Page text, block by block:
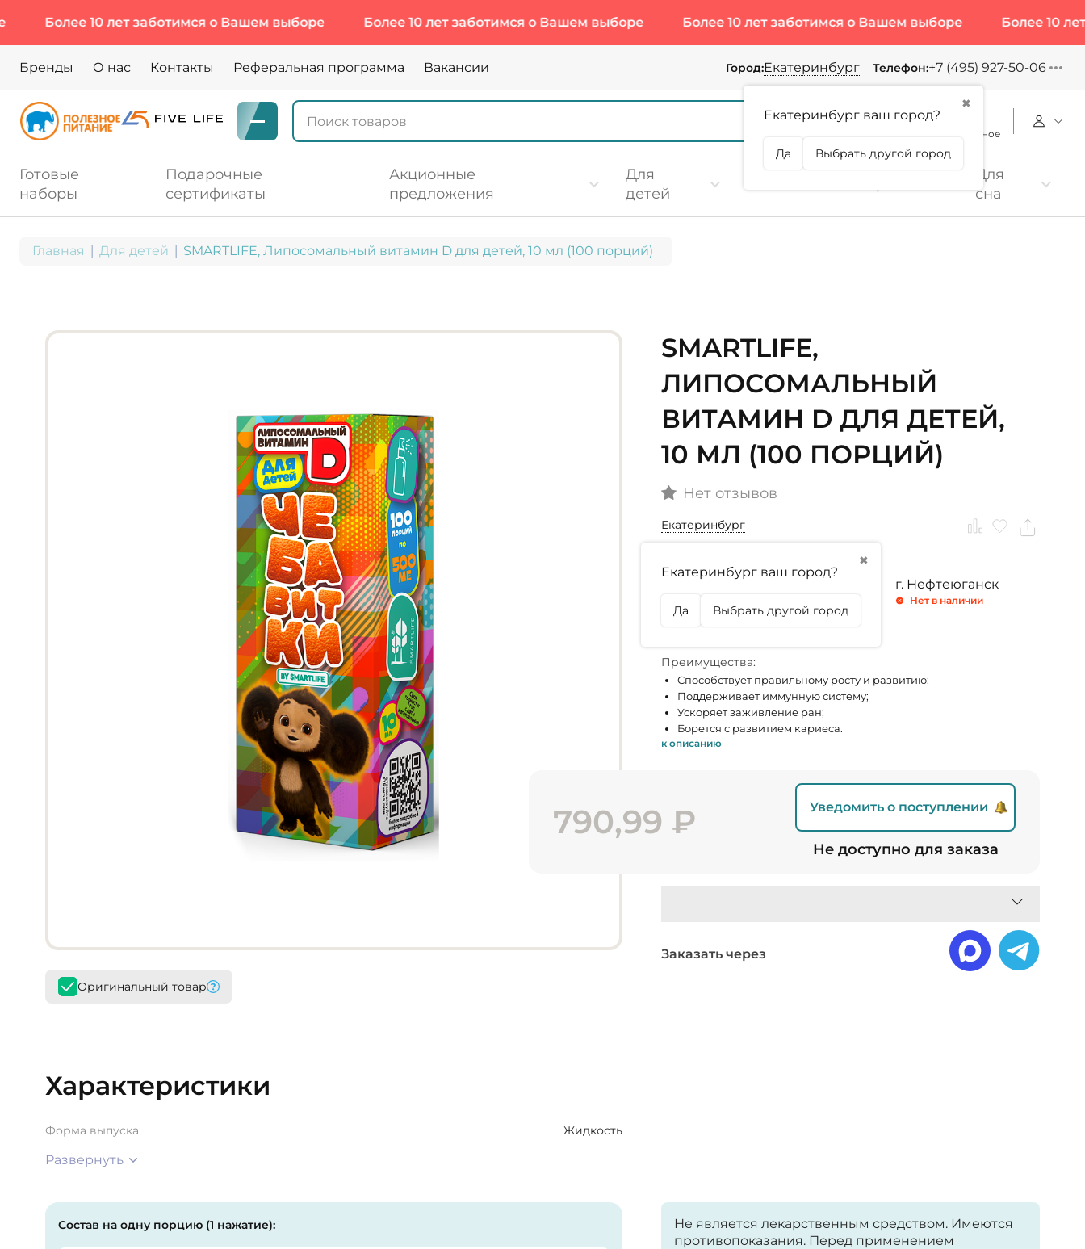
Более 10 лет заботимся о Вашем выборе Более 10 лет заботимся о Вашем выборе Более 10 лет заботимся о Вашем выборе Более 10 лет
Бренды О нас Контакты Реферальная программа Вакансии Город:Екатеринбург
✖
Екатеринбург ваш город?
Да Выбрать другой город
Телефон:+7 (495) 927-50-06
Избранное
Готовые
наборы
Подарочные
сертификаты
Акционные
предложения
Для
детей
Для
сна
Главная Для детей SMARTLIFE, Липосомальный витамин D для детей, 10 мл (100 порций)
Оригинальный товар
SMARTLIFE,
ЛИПОСОМАЛЬНЫЙ
ВИТАМИН D ДЛЯ ДЕТЕЙ,
10 МЛ (100 ПОРЦИЙ)
Нет отзывов
Екатеринбург
✖
Екатеринбург ваш город?
Да Выбрать другой город
г. Екатеринбург г. Тюмень г. Нефтеюганск
Нет в наличии
Преимущества:
Способствует правильному росту и развитию;
Поддерживает иммунную систему;
Ускоряет заживление ран;
Борется с развитием кариеса.
к описанию
790,99 ₽ Уведомить о поступлении
Не доступно для заказа
Заказать через
Характеристики
Форма выпуска Жидкость
Развернуть
Не является лекарственным средством. Имеются
противопоказания. Перед применением
Состав на одну порцию (1 нажатие):